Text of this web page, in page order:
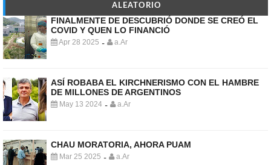
ALEATORIO
FINALMENTE DE DESCUBRIÓ DONDE SE CREÓ EL
COVID Y QUEN LO FINANCIÓ
Apr 28 2025 - a.Ar
ASÍ ROBABA EL KIRCHNERISMO CON EL HAMBRE
DE MILLONES DE ARGENTINOS
May 13 2024 - a.Ar
CHAU MORATORIA, AHORA PUAM
Mar 25 2025 - a.Ar